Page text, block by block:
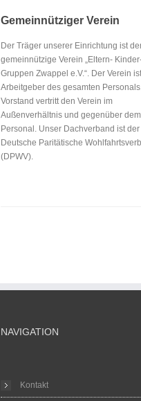
Gemeinnütziger Verein
Der Träger unserer Einrichtung ist
gemeinnützige Verein „Eltern-
Gruppen Zwappel e.V.“. Der Verein
Arbeitgeber des gesamten
Vorstand vertritt den Verein im
Außenverhältnis und gegenüber dem
Personal. Unser Dachverband ist der
Deutsche Paritätische
(DPWV).
NAVIGATION
Kontakt